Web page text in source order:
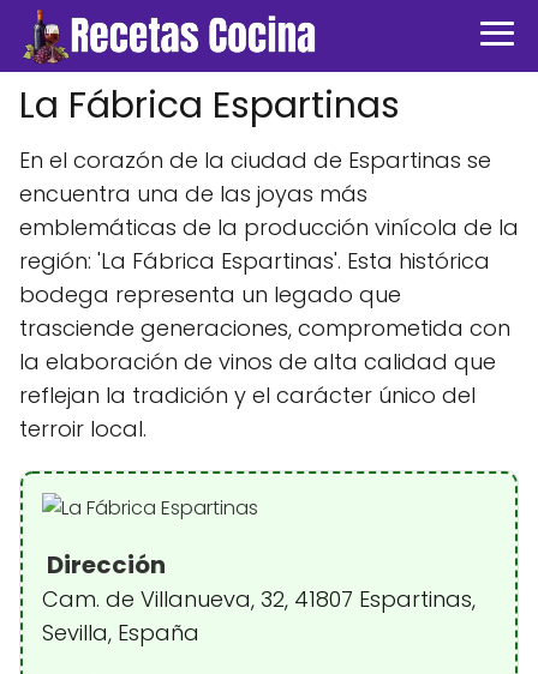
La Fábrica Espartinas
En el corazón de la ciudad de Espartinas se
encuentra una de las joyas más
emblemáticas de la producción vinícola de la
región: 'La Fábrica Espartinas'. Esta histórica
bodega representa un legado que
trasciende generaciones, comprometida con
la elaboración de vinos de alta calidad que
reflejan la tradición y el carácter único del
terroir local.
Dirección
Cam. de Villanueva, 32, 41807 Espartinas,
Sevilla, España